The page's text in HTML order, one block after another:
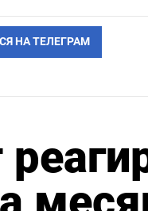
НА ТЕЛЕГРАМ